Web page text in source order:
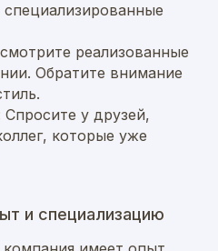
реализованные
Обратите внимание
у друзей,
которые уже
и специализацию